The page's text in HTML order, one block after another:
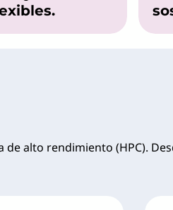
alto rendimiento (HPC).